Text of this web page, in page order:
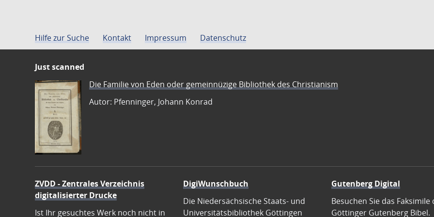
Hilfe zur Suche Kontakt Impressum Datenschutz
Just scanned
Die Familie von Eden oder gemeinnüzige Bibliothek des Christianism
Autor: Pfenninger, Johann Konrad
ZVDD - Zentrales Verzeichnis
digitalisierter Drucke
Ist Ihr gesuchtes Werk noch nicht in
DigiWunschbuch
Die Niedersächsische Staats- und
Universitätsbibliothek Göttingen
Gutenberg Digital
Besuchen Sie das Faksimile
Göttinger Gutenberg Bibel.